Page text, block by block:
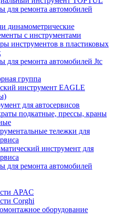
для ремонта автомобилей
динамометрические
с инструментами
инструментов в пластиковых
для ремонта автомобилей Jtc
группа
инструмент EAGLE
для автосервисов
подкатные, прессы, краны
тележки для
инструмент для
для ремонта автомобилей
APAC
Corghi
оборудование